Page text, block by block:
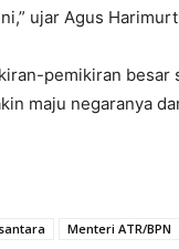
ujar Agus
pemikiran besar
maju negaranya
Menteri ATR/BPN